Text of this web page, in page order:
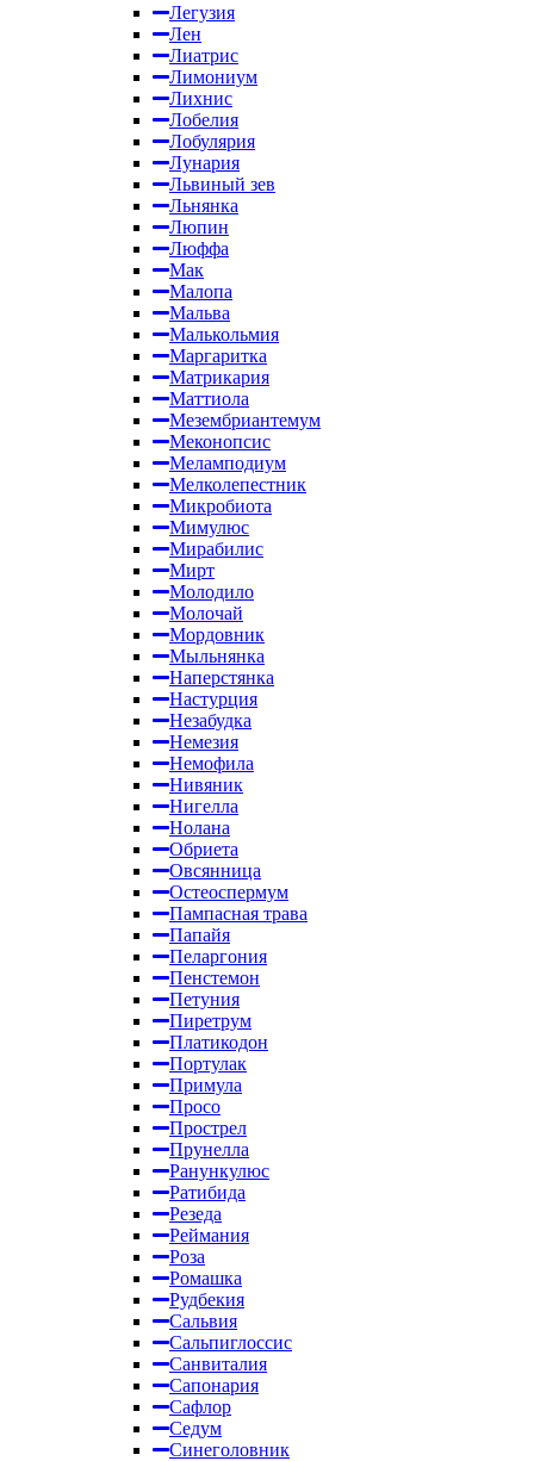
Легузия
Лен
Лиатрис
Лимониум
Лихнис
Лобелия
Лобулярия
Лунария
Львиный зев
Льнянка
Люпин
Люффа
Мак
Малопа
Мальва
Малькольмия
Маргаритка
Матрикария
Маттиола
Мезембриантемум
Меконопсис
Меламподиум
Мелколепестник
Микробиота
Мимулюс
Мирабилис
Мирт
Молодило
Молочай
Мордовник
Мыльнянка
Наперстянка
Настурция
Незабудка
Немезия
Немофила
Нивяник
Нигелла
Нолана
Обриета
Овсянница
Остеоспермум
Пампасная трава
Папайя
Пеларгония
Пенстемон
Петуния
Пиретрум
Платикодон
Портулак
Примула
Просо
Прострел
Прунелла
Ранункулюс
Ратибида
Резеда
Реймания
Роза
Ромашка
Рудбекия
Сальвия
Сальпиглоссис
Санвиталия
Сапонария
Сафлор
Седум
Синеголовник